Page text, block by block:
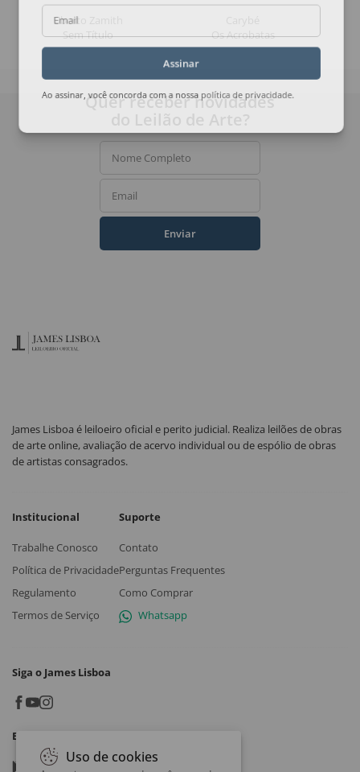
Uberto Zamith
Sem Título
Os Acrobatas
Email
Assinar
Ao assinar, você concorda com a nossapolítica de privacidade
Quer receber novidades
Nome Completo
Email
Enviar
James Lisboa é leiloeiro oficial e perito judicial. Realiza leilões de obras
de arte online, avaliação de acervo individual ou de espólio de obras
de artistas consagrados.
Institucional
Trabalhe Conosco
Política de Privacidade
Regulamento
Termos de Serviço
Suporte
Contato
Perguntas Frequentes
Como Comprar
Whatsapp
Siga o James Lisboa
Baixe o App
Google play
Uso de cookies